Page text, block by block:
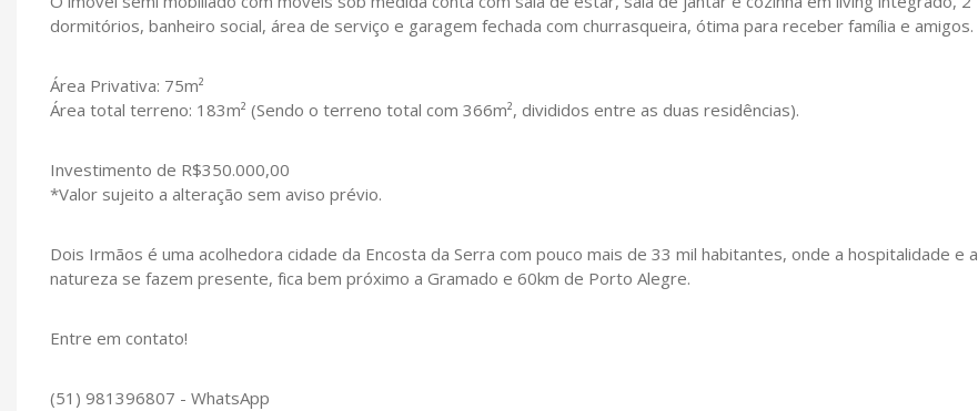
dormitórios, banheiro social, área de serviço e garagem fechada com churrasqueira, ótima para receber família e amigos.
Área Privativa: 75m²
Área total terreno: 183m² (Sendo o terreno total com 366m², divididos entre as duas residências).
Investimento de R$350.000,00
*Valor sujeito a alteração sem aviso prévio.
Dois Irmãos é uma acolhedora cidade da Encosta da Serra com pouco mais de 33 mil habitantes, onde a hospitalidade e a
natureza se fazem presente, fica bem próximo a Gramado e 60km de Porto Alegre.
Entre em contato!
(51) 981396807 - WhatsApp